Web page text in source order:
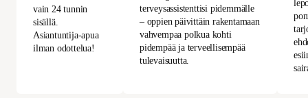
vain 24 tunnin
sisällä.
Asiantuntija-apua
ilman odottelua!
terveysassistenttisi pidemmälle
– oppien päivittäin rakentamaan
vahvempaa polkua kohti
pidempää ja terveellisempää
tulevaisuutta.